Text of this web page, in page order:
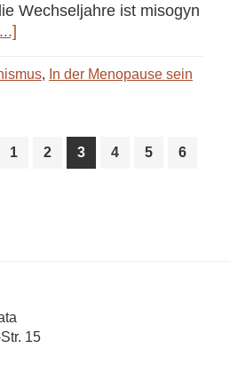
Wechseljahre ist misogyn
auf , In der Menopause sein
Seite
1 Seite
2 Seite
3 Seite
4 Seite
5 Seite
6
15